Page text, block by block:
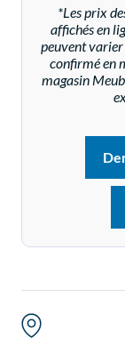
*Les prix
affichés en
peuvent varier
confirmé en
magasin